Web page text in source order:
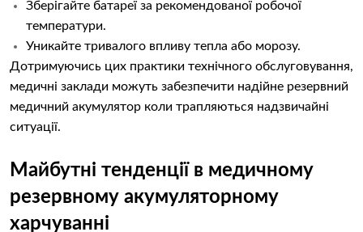
Зберігайте батареї за рекомендованої робочої
температури.
Уникайте тривалого впливу тепла або морозу.
Дотримуючись цих практики технічного обслуговування,
медичні заклади можуть забезпечити надійне резервний
медичний акумулятор коли трапляються надзвичайні
ситуації.
Майбутні тенденції в медичному
резервному акумуляторному
харчуванні